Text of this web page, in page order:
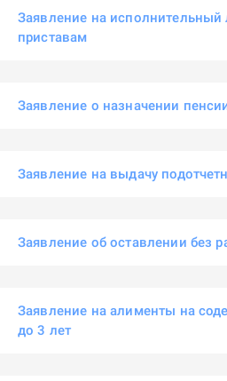
Заявление на исполнительный
приставам
Заявление о назначении
Заявление на выдачу
Заявление об оставлении без
Заявление на алименты на
до 3 лет